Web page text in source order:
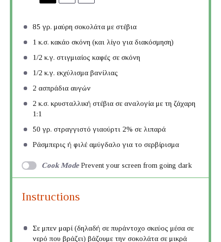
85 γρ. μαύρη σοκολάτα με στέβια
1 κ.σ. κακάο σκόνη (και λίγο για διακόσμηση)
1/2 κ.γ. στιγμιαίος καφές σε σκόνη
1/2 κ.γ. εκχύλισμα βανίλιας
2 ασπράδια αυγών
2 κ.σ. κρυσταλλική στέβια σε αναλογία με τη ζάχαρη
1:1
50 γρ. στραγγιστό γιαούρτι 2% σε λιπαρά
Ράσμπερις ή φιλέ αμύγδαλο για το σερβίρισμα
Cook Mode Prevent your screen from going dark
Instructions
Σε μπεν μαρί (δηλαδή σε πυράντοχο σκεύος μέσα σε
νερό που βράζει) βάζουμε την σοκολάτα σε μικρά